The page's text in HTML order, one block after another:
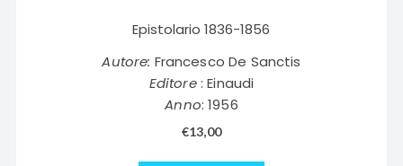
Epistolario 1836-1856
Autore: Francesco De Sanctis
Editore: Einaudi
Anno: 1956
€13,00